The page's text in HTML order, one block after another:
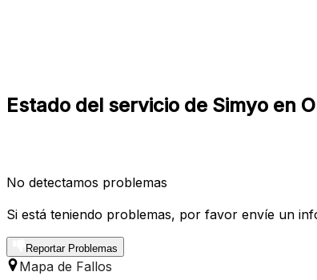
Estado del servicio de Simyo en
No detectamos problemas
Si está teniendo problemas, por favor envíe un
Reportar Problemas
Mapa de Fallos